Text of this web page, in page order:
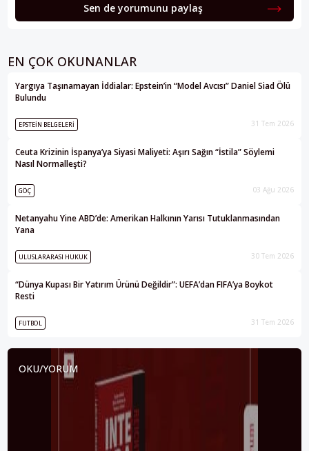
Sen de yorumunu paylaş
EN ÇOK OKUNANLAR
Yargıya Taşınamayan İddialar: Epstein’in “Model Avcısı” Daniel Siad Ölü
Bulundu
EPSTEIN BELGELERI 31 Tem 2026
Ceuta Krizinin İspanya’ya Siyasi Maliyeti: Aşırı Sağın “İstila” Söylemi
Nasıl Normalleşti?
GÖÇ 03 Ağu 2026
Netanyahu Yine ABD’de: Amerikan Halkının Yarısı Tutuklanmasından
Yana
ULUSLARARASI HUKUK 30 Tem 2026
“Dünya Kupası Bir Yatırım Ürünü Değildir”: UEFA’dan FIFA’ya Boykot
Resti
FUTBOL 31 Tem 2026
OKU/YORUM